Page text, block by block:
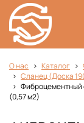
О нас Каталог
Сланец (Доска
Фиброцементный
(0,57 м2)